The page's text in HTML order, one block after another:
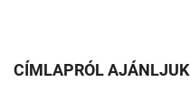
CÍMLAPRÓL AJÁNLJUK